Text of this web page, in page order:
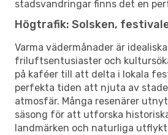
stadsvandringar finns det en
Högtrafik: Solsken,
Varma vädermånader är
friluftsentusiaster och
på kaféer till att delta i lokala
perfekta tiden att njuta av
atmosfär. Många resenärer
säsong för att utforska
landmärken och naturliga